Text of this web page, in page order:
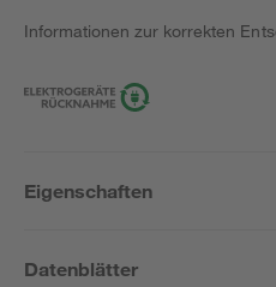
Informationen zur korrekten
Eigenschaften
Datenblätter